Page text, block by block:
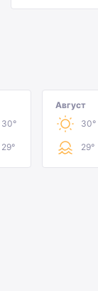
30°
29°
Август
30°
29°